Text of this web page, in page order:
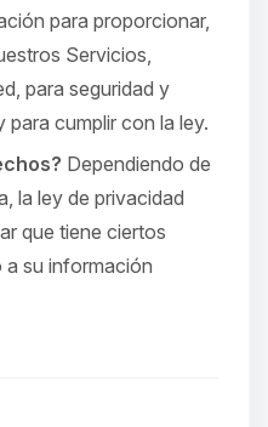
para proporcionar,
Servicios,
para seguridad y
cumplir con la ley.
Dependiendo de
la ley de privacidad
que tiene ciertos
su información